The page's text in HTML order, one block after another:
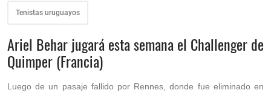
Tenistas uruguayos
Ariel Behar jugará esta semana el Challenger de
Quimper (Francia)
Luego de un pasaje fallido por Rennes, donde fue eliminado en